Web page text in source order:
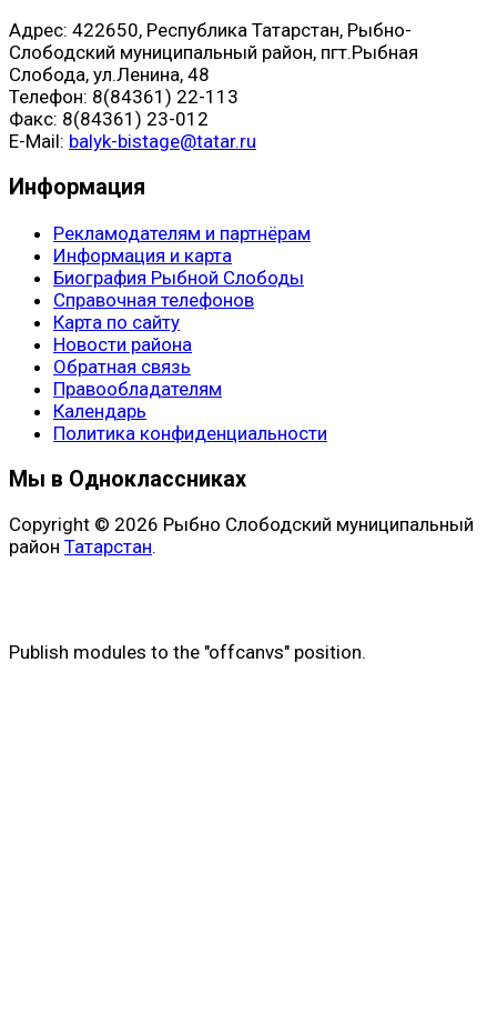
Адрес: 422650, Республика Татарстан, Рыбно-
Слободский муниципальный район, пгт.Рыбная
Слобода, ул.Ленина, 48
Телефон: 8(84361) 22-113
Факс: 8(84361) 23-012
E-Mail: balyk-bistage@tatar.ru
Информация
Рекламодателям и партнёрам
Информация и карта
Биография Рыбной Слободы
Справочная телефонов
Карта по сайту
Новости района
Обратная связь
Правообладателям
Календарь
Политика конфиденциальности
Мы в Одноклассниках
Copyright © 2026 Рыбно Слободский муниципальный
район Татарстан.
Publish modules to the "offcanvs" position.